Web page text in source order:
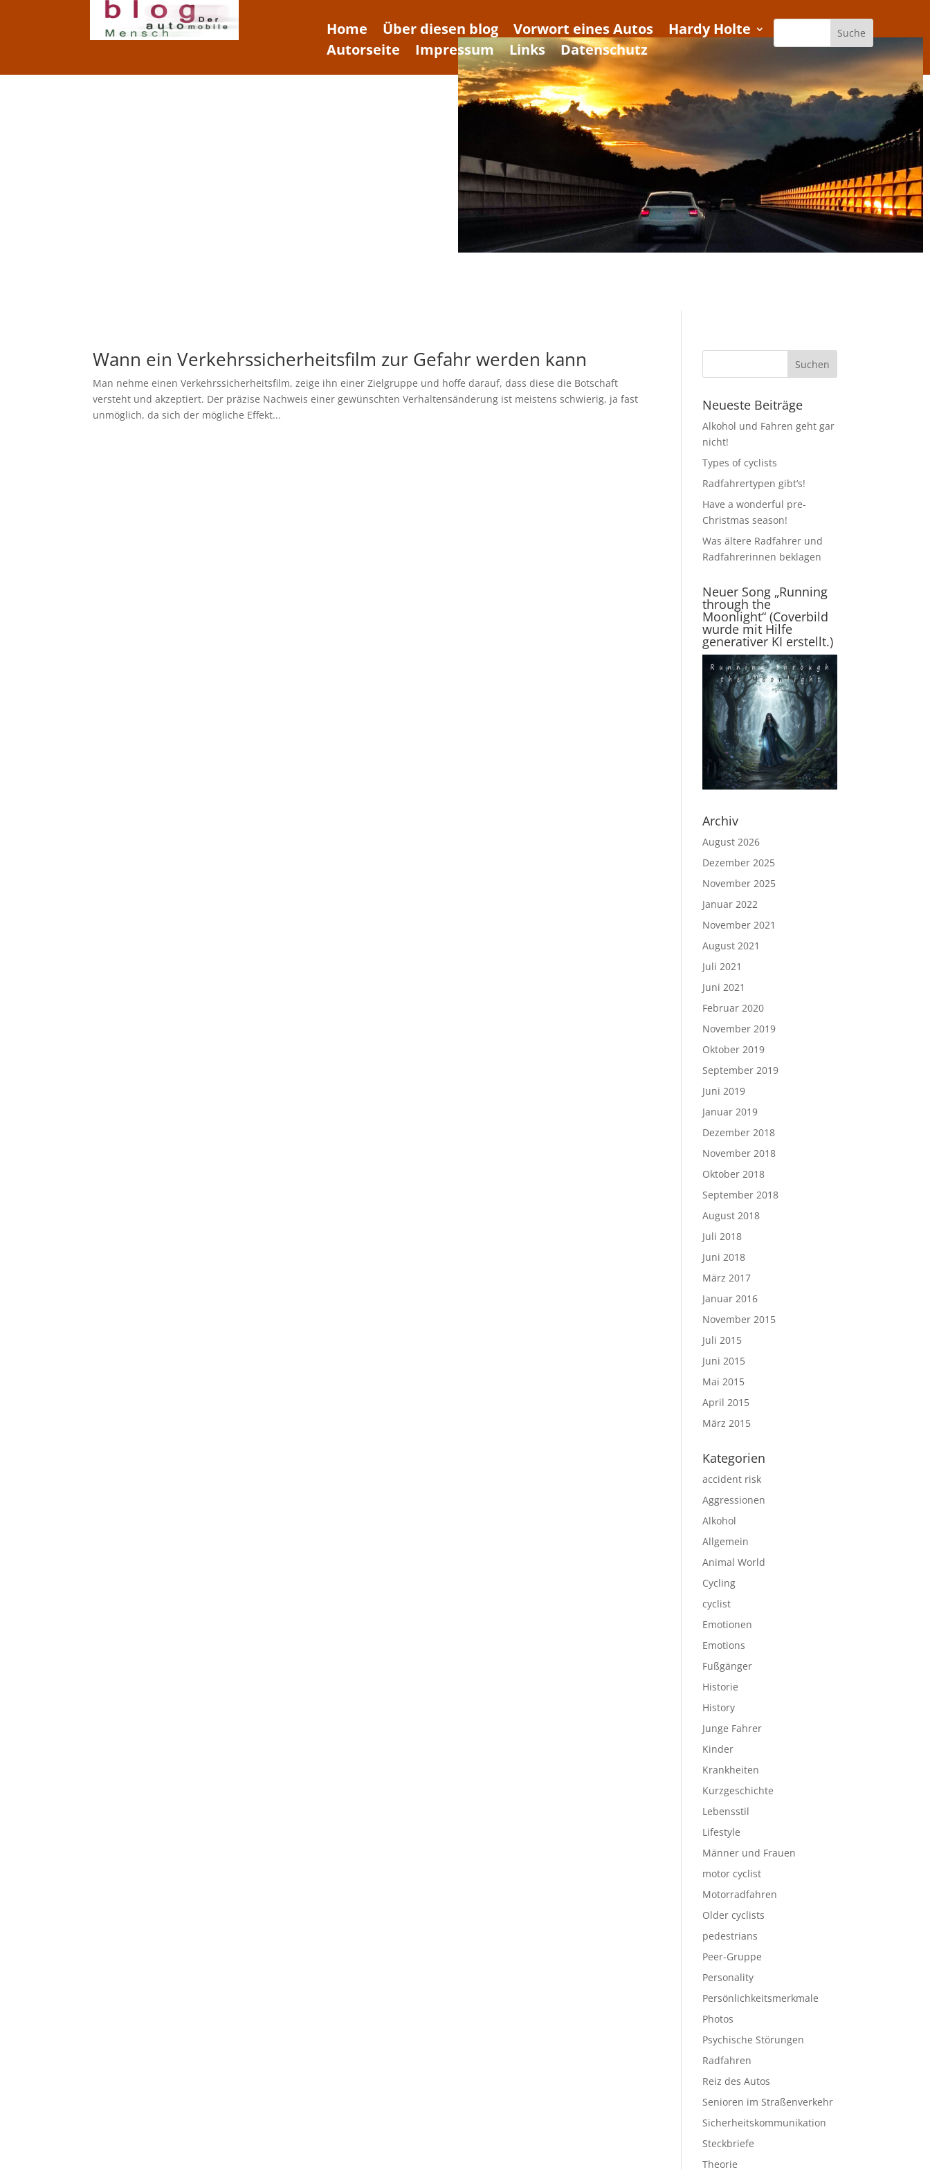
Home Über diesen blog Vorwort eines Autos
Hardy Holte
Autorseite
Impressum Links Datenschutz
Wann ein Verkehrssicherheitsfilm zur Gefahr werden kann
Man nehme einen Verkehrssicherheitsfilm, zeige ihn einer Zielgruppe und hoffe darauf, dass diese die Botschaft
versteht und akzeptiert. Der präzise Nachweis einer gewünschten Verhaltensänderung ist meistens schwierig, ja fast
unmöglich, da sich der mögliche Effekt...
Neueste Beiträge
Alkohol und Fahren geht gar
nicht!
Types of cyclists
Radfahrertypen gibt’s!
Have a wonderful pre-
Christmas season!
Was ältere Radfahrer und
Radfahrerinnen beklagen
Neuer Song „Running
through the
Moonlight“ (Coverbild
wurde mit Hilfe
generativer KI erstellt.)
Archiv
August 2026
Dezember 2025
November 2025
Januar 2022
November 2021
August 2021
Juli 2021
Juni 2021
Februar 2020
November 2019
Oktober 2019
September 2019
Juni 2019
Januar 2019
Dezember 2018
November 2018
Oktober 2018
September 2018
August 2018
Juli 2018
Juni 2018
März 2017
Januar 2016
November 2015
Juli 2015
Juni 2015
Mai 2015
April 2015
März 2015
Kategorien
accident risk
Aggressionen
Alkohol
Allgemein
Animal World
Cycling
cyclist
Emotionen
Emotions
Fußgänger
Historie
History
Junge Fahrer
Kinder
Krankheiten
Kurzgeschichte
Lebensstil
Lifestyle
Männer und Frauen
motor cyclist
Motorradfahren
Older cyclists
pedestrians
Peer-Gruppe
Personality
Persönlichkeitsmerkmale
Photos
Psychische Störungen
Radfahren
Reiz des Autos
Senioren im Straßenverkehr
Sicherheitskommunikation
Steckbriefe
Theorie